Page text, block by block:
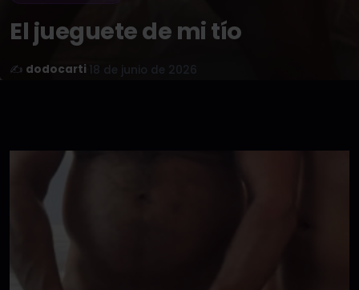
El jueguete de mi tío
✍️ dodocarti 18 de junio de 2026